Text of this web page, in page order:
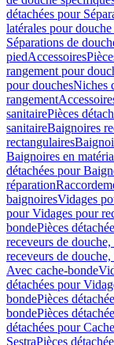
détachées pour
latérales pour
Séparations de
piedAccessoires
rangement pour
pour douchesNiches
rangement
sanitairePièces
sanitaireBaignoires
rectangulaires
Baignoires en
détachées pour
réparation
baignoiresVidages
pour Vidages pour
bondePièces
receveurs de douche,
receveurs de douche,
Avec cache-bonde
détachées pour
bondePièces
bondePièces
détachées pour
SestraPièces